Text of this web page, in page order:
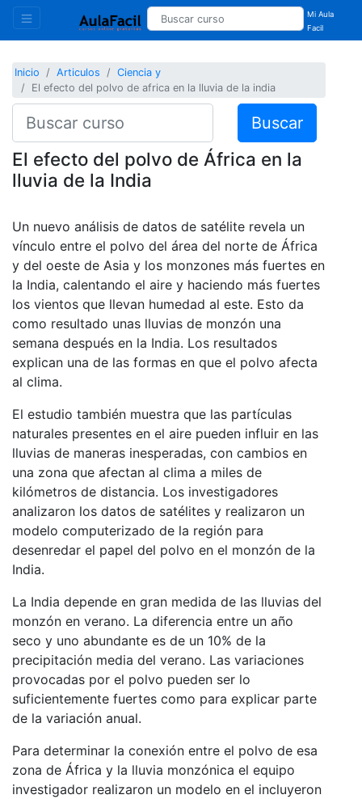
Mi Aula
Facil
Inicio Articulos
Ciencia y
El efecto del polvo de africa en la lluvia de la india
Buscar
El efecto del polvo de África en la
lluvia de la India
Un nuevo análisis de datos de satélite revela un
vínculo entre el polvo del área del norte de África
y del oeste de Asia y los monzones más fuertes en
la India, calentando el aire y haciendo más fuertes
los vientos que llevan humedad al este. Esto da
como resultado unas lluvias de monzón una
semana después en la India. Los resultados
explican una de las formas en que el polvo afecta
al clima.
El estudio también muestra que las partículas
naturales presentes en el aire pueden influir en las
lluvias de maneras inesperadas, con cambios en
una zona que afectan al clima a miles de
kilómetros de distancia. Los investigadores
analizaron los datos de satélites y realizaron un
modelo computerizado de la región para
desenredar el papel del polvo en el monzón de la
India.
La India depende en gran medida de las lluvias del
monzón en verano. La diferencia entre un año
seco y uno abundante es de un 10% de la
precipitación media del verano. Las variaciones
provocadas por el polvo pueden ser lo
suficientemente fuertes como para explicar parte
de la variación anual.
Para determinar la conexión entre el polvo de esa
zona de África y la lluvia monzónica el equipo
investigador realizaron un modelo en el incluyeron